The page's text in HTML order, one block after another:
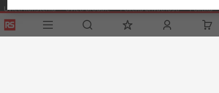
Uvjeti korištenja Uvjeti prodaje Politika privatnosti
Politika
kolačića